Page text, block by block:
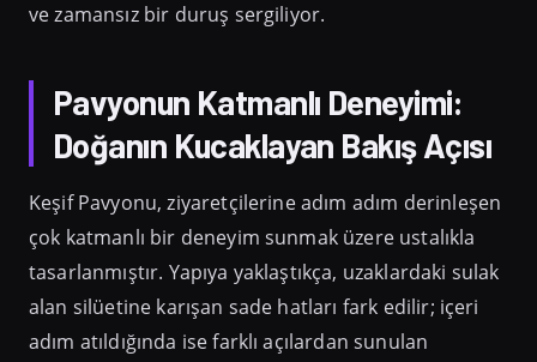
ve zamansız bir duruş sergiliyor.
Pavyonun Katmanlı Deneyimi:
Doğanın Kucaklayan Bakış Açısı
Keşif Pavyonu, ziyaretçilerine adım adım derinleşen
çok katmanlı bir deneyim sunmak üzere ustalıkla
tasarlanmıştır. Yapıya yaklaştıkça, uzaklardaki sulak
alan silüetine karışan sade hatları fark edilir; içeri
adım atıldığında ise farklı açılardan sunulan